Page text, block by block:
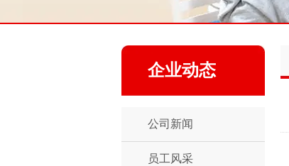
企业动态
公司新闻
员工风采